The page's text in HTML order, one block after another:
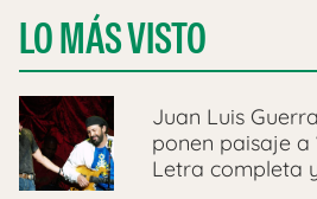
LO MÁS VISTO
Juan Luis
ponen paisaje a
Letra completa